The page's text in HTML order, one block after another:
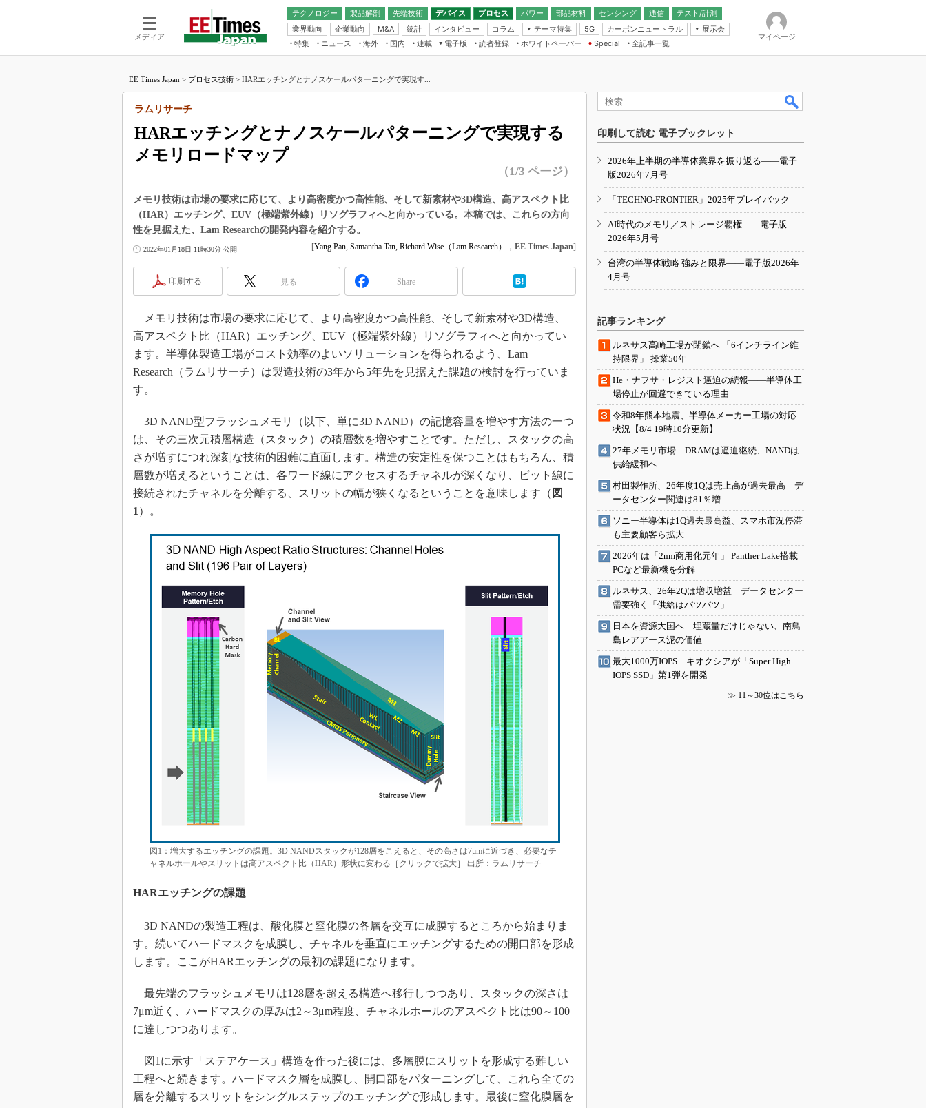
メディア
テクノロジー 製品解剖
先端技術
電池／エネルギー
デバイス
アナログ
マイコン
プロセス パワー 部品材料 センシング
通信
無線
テスト/計測
業界動向
企業動向 M&A 統計 インタビュー コラム
テーマ特集
フィジカルAI
読者調査（EE Times Research）
電源設計（EDN Japan）
エレクトロニクス入門（EDN
5G カーボンニュートラル
展示会
IoT・エッジコンピューティング
EXPO
TECHNO-FRONTIER
人とくるま展
特集 ニュース 海外 国内
連載
福田昭のデバイス通信
大山聡の業界スコープ
大原雄介のエレ・組み込みプレイバ
ック
世界を「数字」で回してみよう
踊るバズワード ～Behind the
製品分解で探るアジアの新トレンド
光伝送技術を知る
“異端児エンジニア”が仕掛けた社内
イノベーションは日本を救うのか
ための新行動論
電子版
電子ブックレット
読者登録 ホワイトペーパー
Special
全記事一覧
マイページ
EE Times Japan > プロセス技術 > HARエッチングとナノスケールパターニングで実現す...
HARエッチングとナノスケールパターニングで実現する
メモリロードマップ
ラムリサーチ
（1/3 ページ）
メモリ技術は市場の要求に応じて、より高密度かつ高性能、そして新素材や3D構造、高アスペクト比
（HAR）エッチング、EUV（極端紫外線）リソグラフィへと向かっている。本稿では、これらの方向
性を見据えた、Lam Researchの開発内容を紹介する。
2022年01月18日 11時30分 公開 [Yang Pan, Samantha Tan, Richard Wise（Lam Research） ， EE Times Japan]
印刷する 見る Share
メモリ技術は市場の要求に応じて、より高密度かつ高性能、そして新素材や3D構造、
高アスペクト比（HAR）エッチング、EUV（極端紫外線）リソグラフィへと向かってい
ます。半導体製造工場がコスト効率のよいソリューションを得られるよう、Lam
Research（ラムリサーチ）は製造技術の3年から5年先を見据えた課題の検討を行っていま
す。
3D NAND型フラッシュメモリ（以下、単に3D NAND）の記憶容量を増やす方法の一つ
は、その三次元積層構造（スタック）の積層数を増やすことです。ただし、スタックの高
さが増すにつれ深刻な技術的困難に直面します。構造の安定性を保つことはもちろん、積
層数が増えるということは、各ワード線にアクセスするチャネルが深くなり、ビット線に
接続されたチャネルを分離する、スリットの幅が狭くなるということを意味します（ 図
1 ）。
図1：増大するエッチングの課題。3D NANDスタックが128層をこえると、その高さは7μmに近づき、必要なチ
ャネルホールやスリットは高アスペクト比（HAR）形状に変わる［クリックで拡大］ 出所：ラムリサーチ
HARエッチングの課題
3D NANDの製造工程は、酸化膜と窒化膜の各層を交互に成膜するところから始まりま
す。続いてハードマスクを成膜し、チャネルを垂直にエッチングするための開口部を形成
します。ここがHARエッチングの最初の課題になります。
最先端のフラッシュメモリは128層を超える構造へ移行しつつあり、スタックの深さは
7μm近く、ハードマスクの厚みは2～3μm程度、チャネルホールのアスペクト比は90～100
に達しつつあります。
図1に示す「ステアケース」構造を作った後には、多層膜にスリットを形成する難しい
工程へと続きます。ハードマスク層を成膜し、開口部をパターニングして、これら全ての
層を分離するスリットをシングルステップのエッチングで形成します。最後に窒化膜層を
印刷して読む 電子ブックレット
2026年上半期の半導体業界を振り返る――電子
版2026年7月号
「TECHNO-FRONTIER」2025年プレイバック
AI時代のメモリ／ストレージ覇権――電子版
2026年5月号
台湾の半導体戦略 強みと限界――電子版2026年
4月号
記事ランキング
ルネサス高崎工場が閉鎖へ 「6インチライン維
持限界」 操業50年
He・ナフサ・レジスト逼迫の続報――半導体工
場停止が回避できている理由
令和8年熊本地震、半導体メーカー工場の対応
状況【8/4 19時10分更新】
27年メモリ市場 DRAMは逼迫継続、NANDは
供給緩和へ
村田製作所、26年度1Qは売上高が過去最高 デ
ータセンター関連は81％増
ソニー半導体は1Q過去最高益、スマホ市況停滞
も主要顧客ら拡大
2026年は「2nm商用化元年」 Panther Lake搭載
PCなど最新機を分解
ルネサス、26年2Qは増収増益 データセンター
需要強く「供給はパツパツ」
日本を資源大国へ 埋蔵量だけじゃない、南鳥
島レアアース泥の価値
最大1000万IOPS キオクシアが「Super High
IOPS SSD」第1弾を開発
≫ 11～30位はこちら